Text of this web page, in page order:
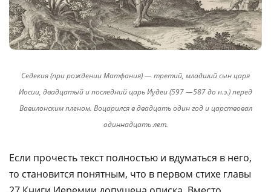
Седекия (при рождении Матфания) — третий, младший сын царя
Иосии, двадцатый и последний царь Иудеи (597 —587 до н.э.) перед
Вавилонским пленом. Воцарился в двадцать один год и царствовал
одиннадцать лет.
Если прочесть текст полностью и вдуматься в него,
то становится понятным, что в первом стихе главы